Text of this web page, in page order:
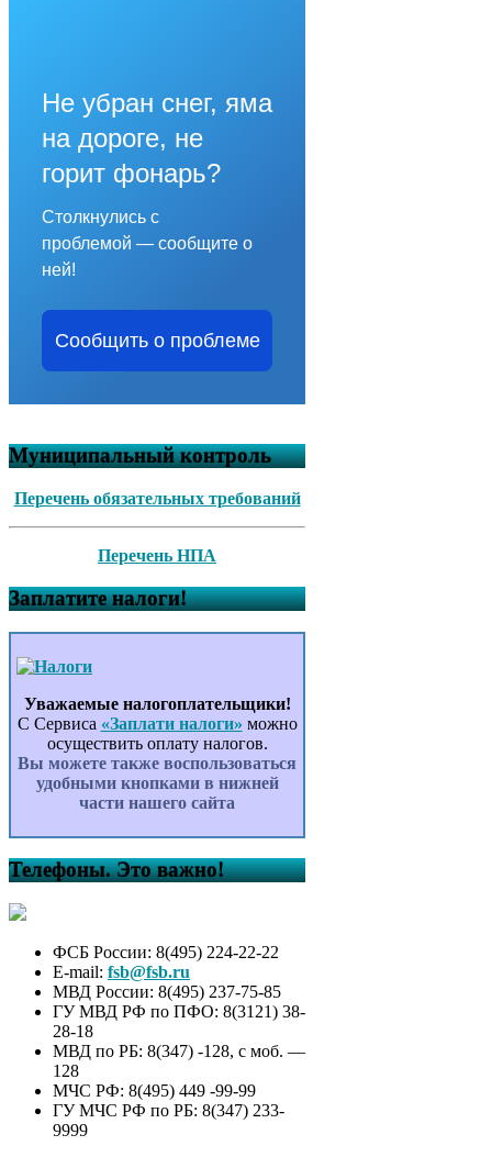
Не убран снег, яма
на дороге, не
горит фонарь?
Столкнулись с
проблемой — сообщите о
ней!
Сообщить о проблеме
Муниципальный контроль
Перечень обязательных требований
Перечень НПА
Заплатите налоги!
Уважаемые налогоплательщики!
С Сервиса «Заплати налоги» можно
осуществить оплату налогов.
Вы можете также воспользоваться
удобными кнопками в нижней
части нашего сайта
Телефоны. Это важно!
ФСБ России: 8(495) 224-22-22
E-mail: fsb@fsb.ru
МВД России: 8(495) 237-75-85
ГУ МВД РФ по ПФО: 8(3121) 38-
28-18
МВД по РБ: 8(347) -128, с моб. —
128
МЧС РФ: 8(495) 449 -99-99
ГУ МЧС РФ по РБ: 8(347) 233-
9999